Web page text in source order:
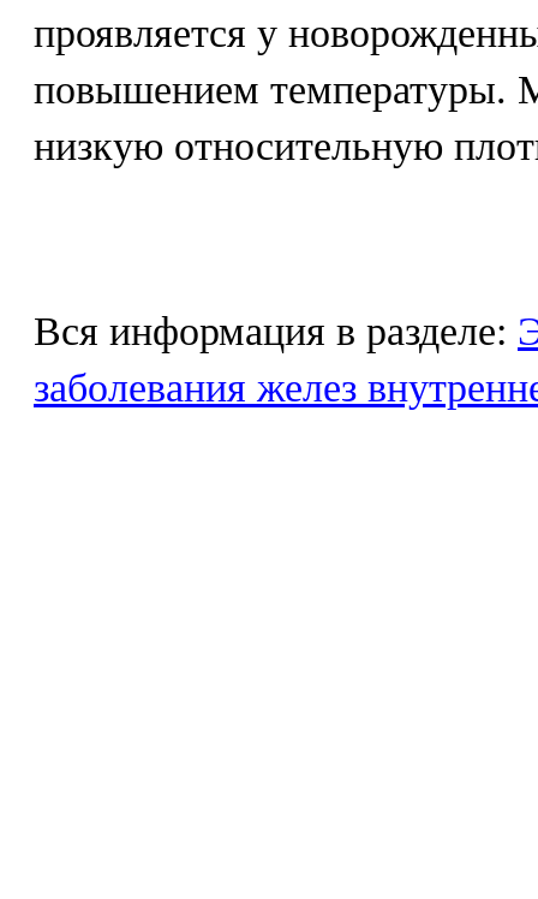
проявляется у
повышением температуры.
низкую относительную
Вся информация в разделе:
заболевания желез